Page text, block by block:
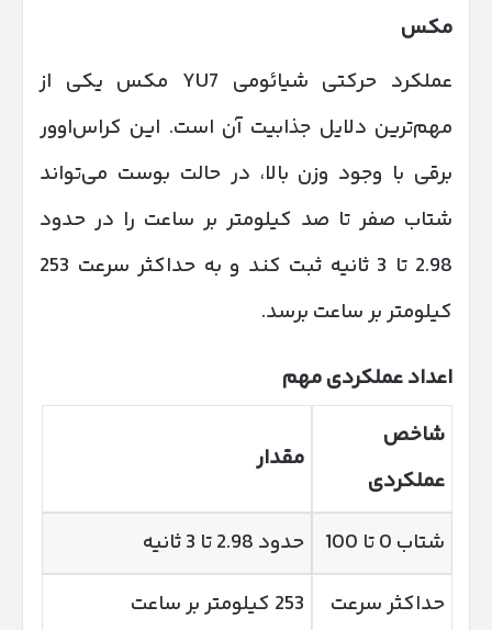
مکس
عملکرد حرکتی شیائومی YU7 مکس یکی از
مهم‌ترین دلایل جذابیت آن است. این کراس‌اوور
برقی با وجود وزن بالا، در حالت بوست می‌تواند
شتاب صفر تا صد کیلومتر بر ساعت را در حدود
2.98 تا 3 ثانیه ثبت کند و به حداکثر سرعت 253
کیلومتر بر ساعت برسد.
اعداد عملکردی مهم
شاخص
عملکردی
مقدار
شتاب 0 تا 100
حدود 2.98 تا 3 ثانیه
حداکثر سرعت
253 کیلومتر بر ساعت